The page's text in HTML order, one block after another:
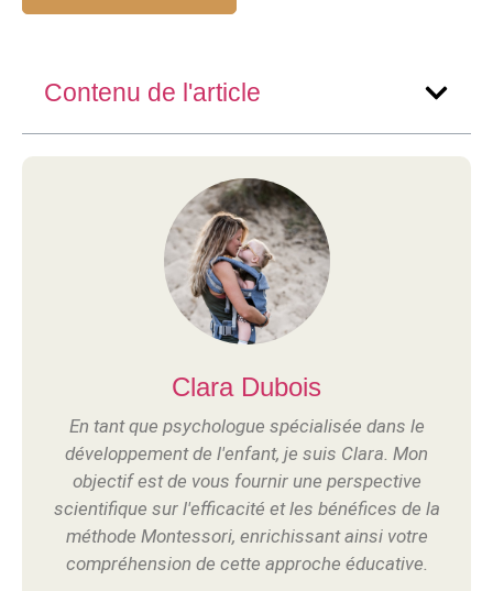
Contenu de l'article
Clara Dubois
En tant que psychologue spécialisée dans le
développement de l'enfant, je suis Clara. Mon
objectif est de vous fournir une perspective
scientifique sur l'efficacité et les bénéfices de la
méthode Montessori, enrichissant ainsi votre
compréhension de cette approche éducative.